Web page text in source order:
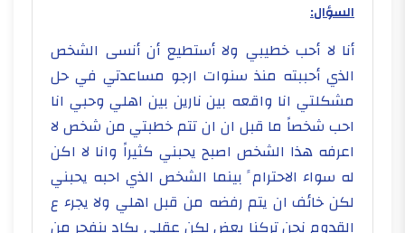
السؤال:
أنا لا أحب خطيبي ولا أستطيع أن أنسى الشخص
الذي أحببته منذ سنوات ارجو مساعدتي في حل
مشكلتي انا واقعه بين نارين بين اهلي وحبي انا
احب شخصاً ما قبل ان ان تتم خطبتي من شخص لا
اعرفه هذا الشخص اصبح يحبني كثيراً وانا لا اكن
له سواء الاحترام ً بينما الشخص الذي احبه يحبني
لكن خائف ان يتم رفضه من قبل اهلي ولا يجرء ع
القدوم نحن تركنا بعض لكن عقلي يكاد ينفجر من